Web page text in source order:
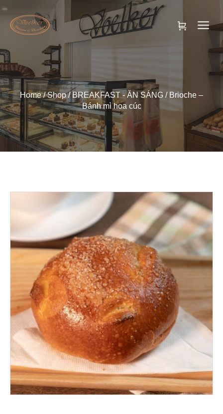
Home/Shop/BREAKFAST - ĂN SÁNG / Brioche –
Bánh mì hoa cúc